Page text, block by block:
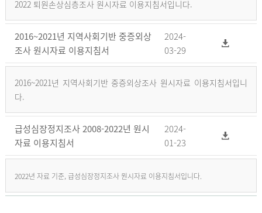
2022 퇴원손상심층조사 원시자료 이용지침서입니다.
2016~2021년 지역사회기반 중증외상
조사 원시자료 이용지침서
2024-
03-29
2016~2021년 지역사회기반 중증외상조사 원시자료 이용지침서입니
다.
급성심장정지조사 2008-2022년 원시
자료 이용지침서
2024-
01-23
2022년 자료 기준, 급성심장정지조사 원시자료 이용지침서입니다.